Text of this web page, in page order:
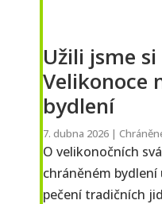
Užili jsme
Velikonoce
bydlení
7. dubna 2026 |
O velikonočních
chráněném bydlení
pečení tradičních